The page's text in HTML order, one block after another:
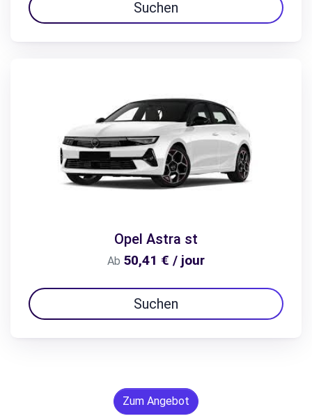
Suchen
Opel Astra st
Ab 50,41 € / jour
Suchen
Zum Angebot